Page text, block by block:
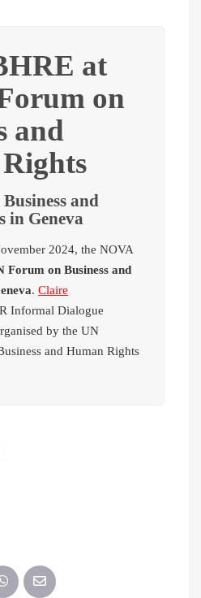
at
on
and
and
in Geneva
2024, the NOVA
Forum on Business and
. Claire
Informal Dialogue
by the UN
and Human Rights